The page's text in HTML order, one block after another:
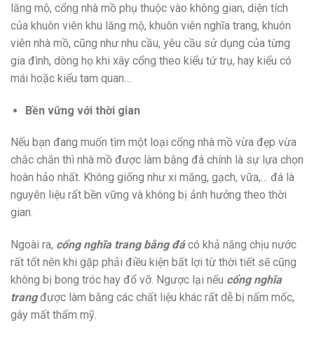
lăng mộ, cổng nhà mồ phụ thuộc vào không gian, diện tích
của khuôn viên khu lăng mộ, khuôn viên nghĩa trang, khuôn
viên nhà mồ, cũng như nhu cầu, yêu cầu sử dụng của từng
gia đình, dòng họ khi xây cổng theo kiểu tứ trụ, hay kiểu có
mái hoặc kiểu tam quan…
Bền vững với thời gian
Nếu bạn đang muốn tìm một loại cổng nhà mồ vừa đẹp vừa
chắc chắn thì nhà mồ được làm bằng đá chính là sự lựa chọn
hoàn hảo nhất. Không giống như xi măng, gạch, vữa,… đá là
nguyên liệu rất bền vững và không bị ảnh hưởng theo thời
gian.
Ngoài ra, cổng nghĩa trang bằng đácó khả năng chịu nước
rất tốt nên khi gặp phải điều kiện bất lợi từ thời tiết sẽ cũng
không bị bong tróc hay đổ vỡ. Ngược lại nếu cổng nghĩa
trangđược làm bằng các chất liệu khác rất dễ bị nấm mốc,
gây mất thẩm mỹ.